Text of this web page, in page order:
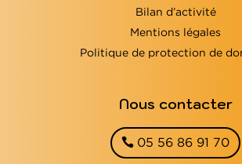
Bilan d’activité
Mentions légales
Politique de protection de
Nous contacter
05 56 86 91 70